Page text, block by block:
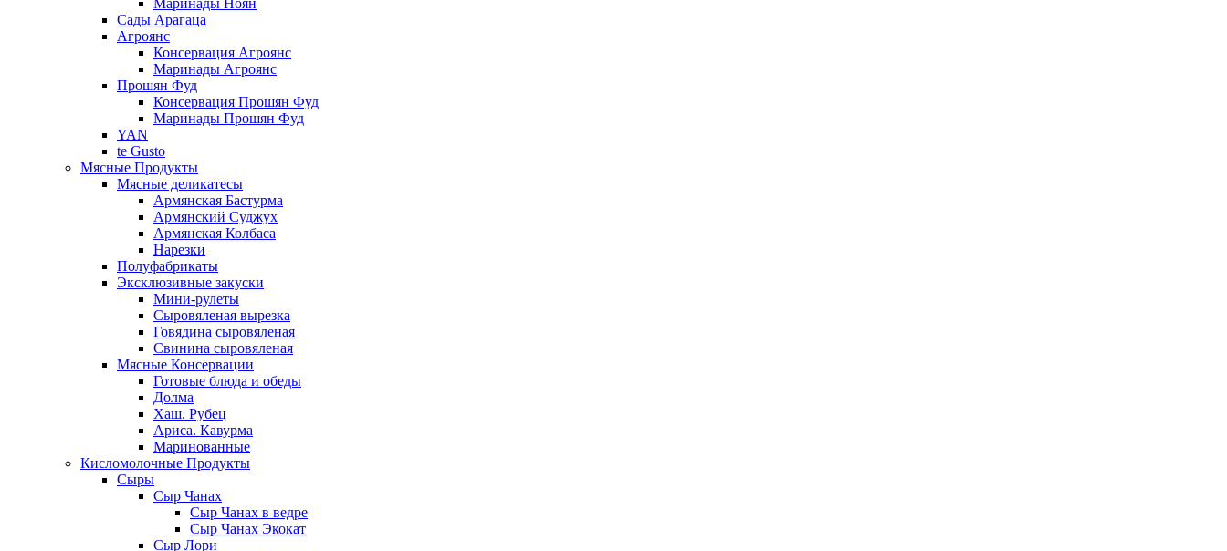
Маринады Ноян
Сады Арагаца
Агроянс
Консервация Агроянс
Маринады Агроянс
Прошян Фуд
Консервация Прошян Фуд
Маринады Прошян Фуд
YAN
te Gusto
Мясные Продукты
Мясные деликатесы
Армянская Бастурма
Армянский Суджух
Армянская Колбаса
Нарезки
Полуфабрикаты
Эксклюзивные закуски
Мини-рулеты
Сыровяленая вырезка
Говядина сыровяленая
Свинина сыровяленая
Мясные Консервации
Готовые блюда и обеды
Долма
Хаш. Рубец
Ариса. Кавурма
Маринованные
Кисломолочные Продукты
Сыры
Сыр Чанах
Сыр Чанах в ведре
Сыр Чанах Экокат
Сыр Лори